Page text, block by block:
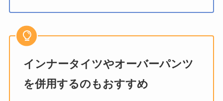
インナータイツやオーバーパンツ
を併用するのもおすすめ